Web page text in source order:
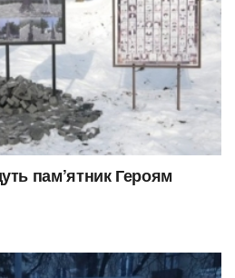
пам’ятник Героям